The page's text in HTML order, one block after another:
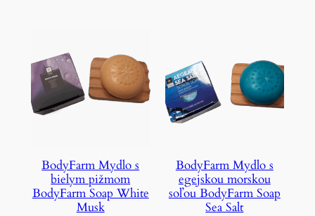
BodyFarm Mydlo s
bielym pižmom
BodyFarm Soap White
Musk
BodyFarm Mydlo s
egejskou morskou
soľou BodyFarm Soap
Sea Salt